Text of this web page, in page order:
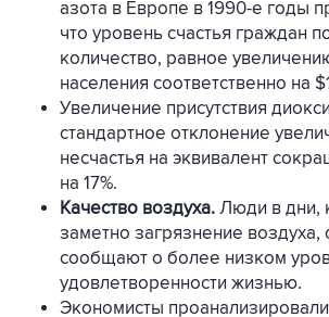
азота в Европе в 1990-е годы
что уровень счастья граждан
количество, равное
населения соответственно на
Увеличение присутствия
стандартное отклонение
несчастья на эквивалент
на 17%.
Качество воздуха. Люди в дни,
заметно загрязнение воздуха,
сообщают о более низком
удовлетворенности жизнью.
Экономисты